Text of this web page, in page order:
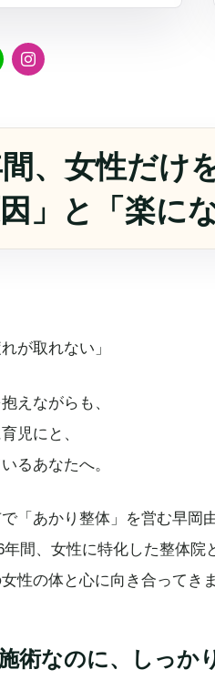
、女性だけ
」と「楽に
が取れない」
えながらも、
児にと、
るあなたへ。
「あかり整体」を営む早岡
間、女性に特化した整体院
性の体と心に向き合ってきま
術なのに、しっか